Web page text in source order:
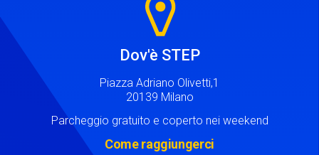
Dov'è STEP
Piazza Adriano Olivetti,1
20139 Milano
Parcheggio gratuito e coperto nei weekend
Come raggiungerci